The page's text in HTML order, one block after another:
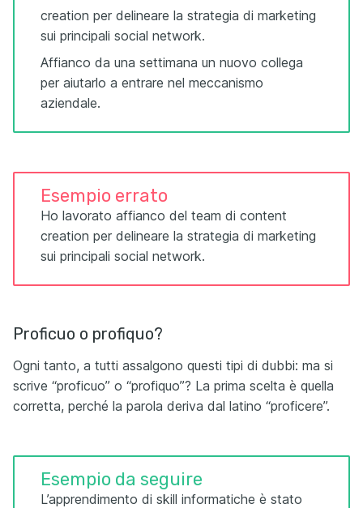
creation per delineare la strategia di marketing
sui principali social network.
Affianco da una settimana un nuovo collega
per aiutarlo a entrare nel meccanismo
aziendale.
Esempio errato
Ho lavorato affianco del team di content
creation per delineare la strategia di marketing
sui principali social network.
Proficuo o profiquo?
Ogni tanto, a tutti assalgono questi tipi di dubbi: ma si
scrive “proficuo” o “profiquo”? La prima scelta è quella
corretta, perché la parola deriva dal latino “proficere”.
Esempio da seguire
L’apprendimento di skill informatiche è stato